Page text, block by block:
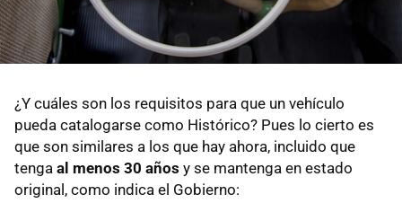
¿Y cuáles son los requisitos para que un vehículo
pueda catalogarse como Histórico? Pues lo cierto es
que son similares a los que hay ahora, incluido que
tenga al menos 30 años y se mantenga en estado
original, como indica el Gobierno: